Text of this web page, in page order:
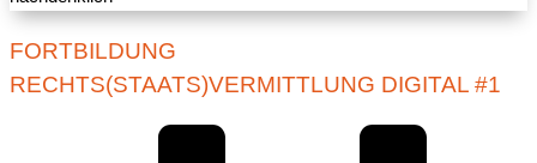
FORTBILDUNG
RECHTS(STAATS)VERMITTLUNG DIGITAL #1